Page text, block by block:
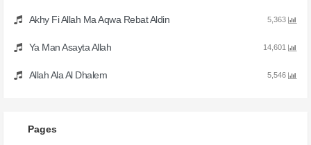
Akhy Fi Allah Ma Aqwa Rebat Aldin 5,363
Ya Man Asayta Allah 14,601
Allah Ala Al Dhalem 5,546
Pages